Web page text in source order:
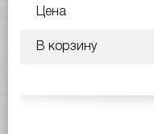
Цена
В корзину